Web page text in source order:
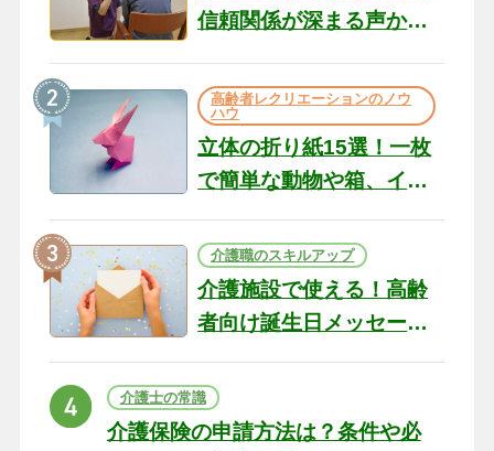
信頼関係が深まる声かけ
の現場から（22）
高齢者レクリエーションのノウ
ハウ
立体の折り紙15選！一枚
で簡単な動物や箱、イン
介護職のスキルアップ
介護施設で使える！高齢
者向け誕生日メッセージ
ト
介護士の常識
介護保険の申請方法は？条件や必